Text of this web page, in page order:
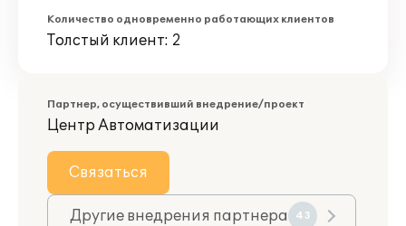
Количество одновременно работающих клиентов
Толстый клиент: 2
Партнер, осуществивший внедрение/проект
Центр Автоматизации
Связаться
Другие внедрения партнера 43